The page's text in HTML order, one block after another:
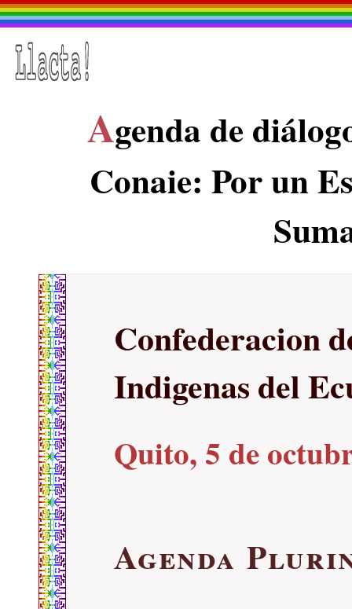
Agenda de
Conaie: Por un
Confederacion
Indigenas del
Quito, 5 de
Agenda